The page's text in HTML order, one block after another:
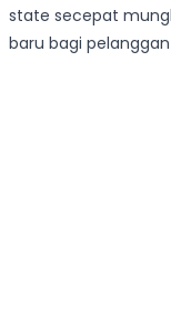
state secepat
baru bagi pelanggan